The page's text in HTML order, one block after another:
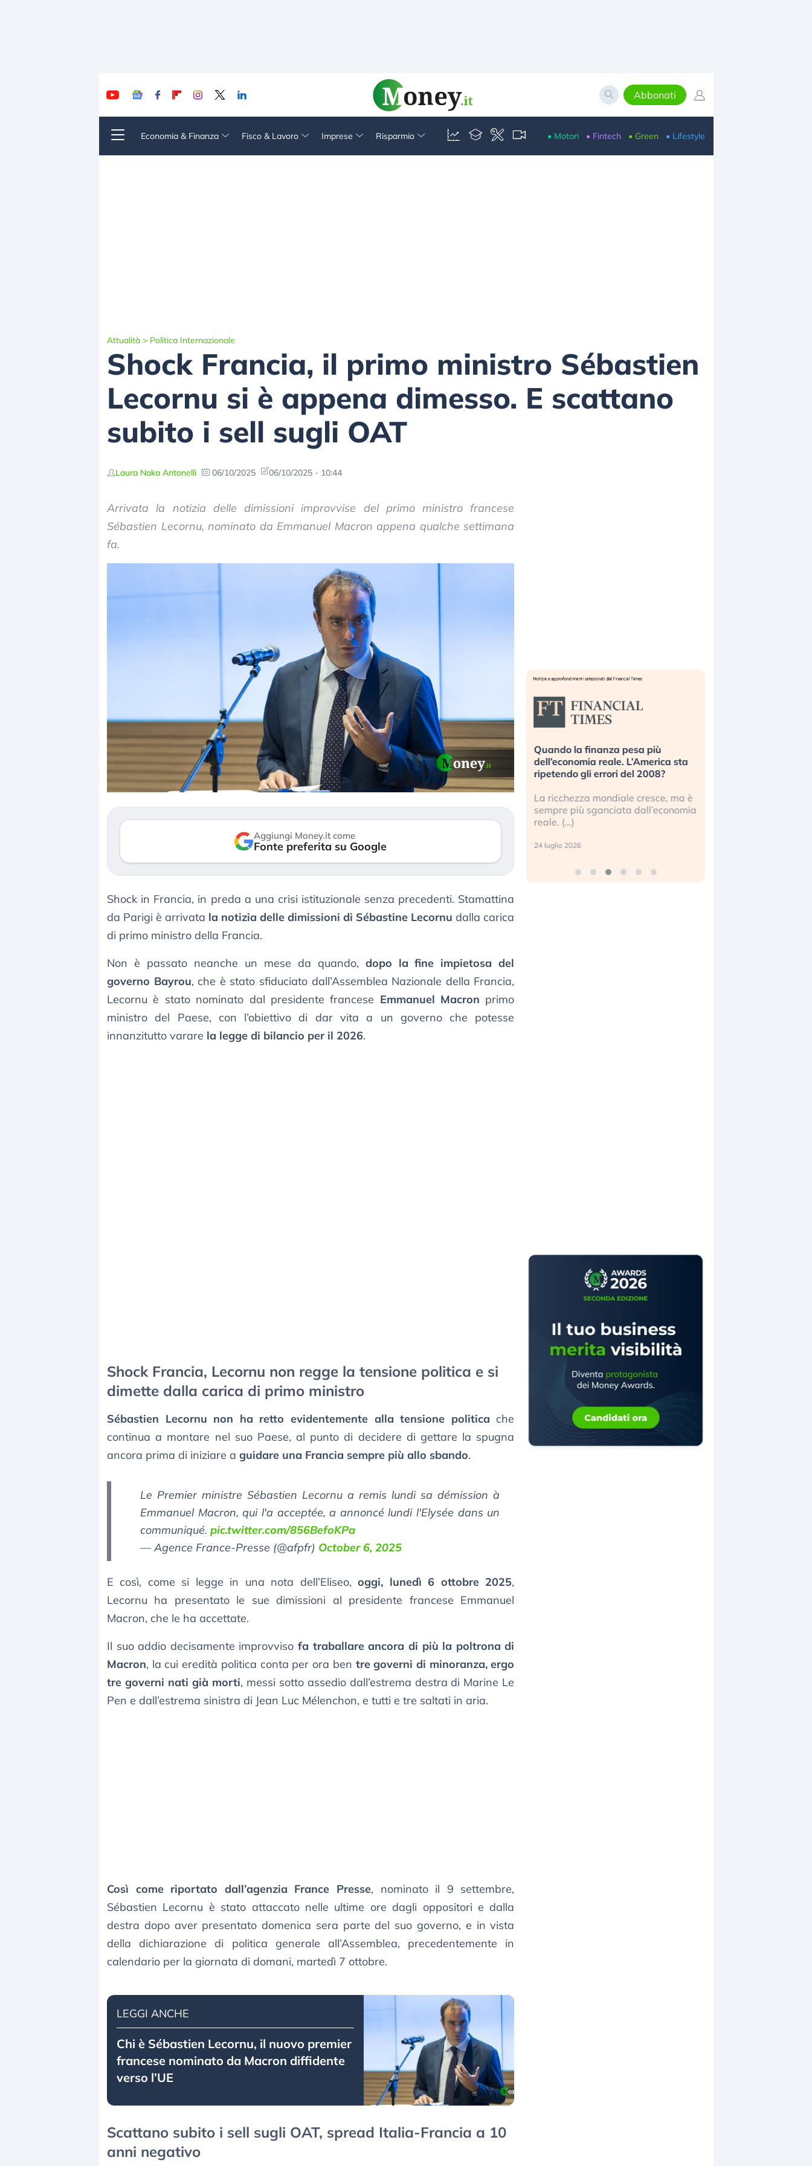
Abbonati
Economia & Finanza Fisco & Lavoro Imprese Risparmio • Motori • Fintech • Green • Lifestyle
Attualità > Politica Internazionale
Shock Francia, il primo ministro Sébastien
Lecornu si è appena dimesso. E scattano
subito i sell sugli OAT
Laura Naka Antonelli 06/10/2025 06/10/2025 - 10:44
Arrivata la notizia delle dimissioni improvvise del primo ministro francese
Sébastien Lecornu, nominato da Emmanuel Macron appena qualche settimana
fa.
Aggiungi Money.it come
Fonte preferita su Google
Shock in Francia, in preda a una crisi istituzionale senza precedenti. Stamattina
da Parigi è arrivata la notizia delle dimissioni di Sébastine Lecornu dalla carica
di primo ministro della Francia.
Non è passato neanche un mese da quando, dopo la fine impietosa del
governo Bayrou, che è stato sfiduciato dall’Assemblea Nazionale della Francia,
Lecornu è stato nominato dal presidente francese Emmanuel Macron primo
ministro del Paese, con l’obiettivo di dar vita a un governo che potesse
innanzitutto varare la legge di bilancio per il 2026.
Shock Francia, Lecornu non regge la tensione politica e si
dimette dalla carica di primo ministro
Sébastien Lecornu non ha retto evidentemente alla tensione politica che
continua a montare nel suo Paese, al punto di decidere di gettare la spugna
ancora prima di iniziare a guidare una Francia sempre più allo sbando.
Le Premier ministre Sébastien Lecornu a remis lundi sa démission à
Emmanuel Macron, qui l'a acceptée, a annoncé lundi l'Elysée dans un
communiqué. pic.twitter.com/856BefoKPa
— Agence France-Presse (@afpfr) October 6, 2025
E così, come si legge in una nota dell’Eliseo,oggi, lunedì 6 ottobre 2025,
Lecornu ha presentato le sue dimissioni al presidente francese Emmanuel
Macron, che le ha accettate.
Il suo addio decisamente improvvisofa traballare ancora di più la poltrona di
Macron, la cui eredità politica conta per ora ben tre governi di minoranza, ergo
tre governi nati già morti, messi sotto assedio dall’estrema destra di Marine Le
Pen e dall’estrema sinistra di Jean Luc Mélenchon, e tutti e tre saltati in aria.
Così come riportato dall’agenzia France Presse, nominato il 9 settembre,
Sébastien Lecornu è stato attaccato nelle ultime ore dagli oppositori e dalla
destra dopo aver presentato domenica sera parte del suo governo, e in vista
della dichiarazione di politica generale all’Assemblea, precedentemente in
calendario per la giornata di domani, martedì 7 ottobre.
LEGGI ANCHE
Chi è Sébastien Lecornu, il nuovo premier
francese nominato da Macron diffidente
verso l’UE
Scattano subito i sell sugli OAT, spread Italia-Francia a 10
anni negativo
Dalle valutazioni estreme alla
correzione. Cosa sta guidando il
repricing degli asset?
mostrando segni di stanchezza
verso le (…)
«La mia vita è rovinata». Investitori
in preda al panico dopo lo scoppio
della bolla AI
Kospi, mentre gli investitori retail (…)
30 luglio 2026
Quando la finanza pesa più
dell’economia reale. L’America sta
ripetendo gli errori del 2008?
La ricchezza mondiale cresce, ma è
sempre più sganciata dall’economia
reale. (…)
24 luglio 2026